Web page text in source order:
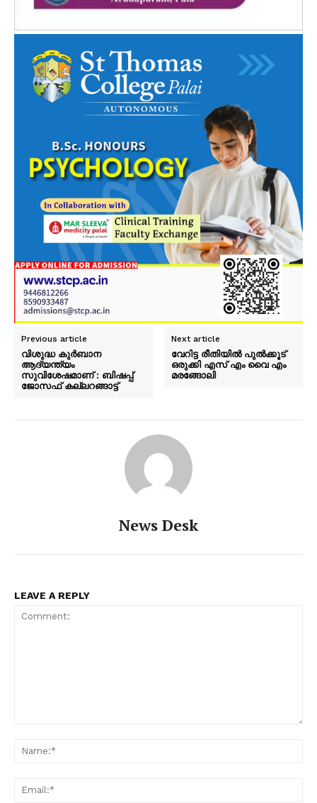
Previous article
വിശുദ്ധ കുര്‍ബാന
ആദ്യന്ത്യം
സുവിശേഷമാണ് : ബിഷപ്പ്
ജോസഫ് കല്ലറങ്ങാട്ട്
Next article
വേറിട്ട രീതിയിൽ പുൽക്കൂട്
ഒരുക്കി എസ് എം വൈ എം
മരങ്ങോലി
News Desk
LEAVE A REPLY